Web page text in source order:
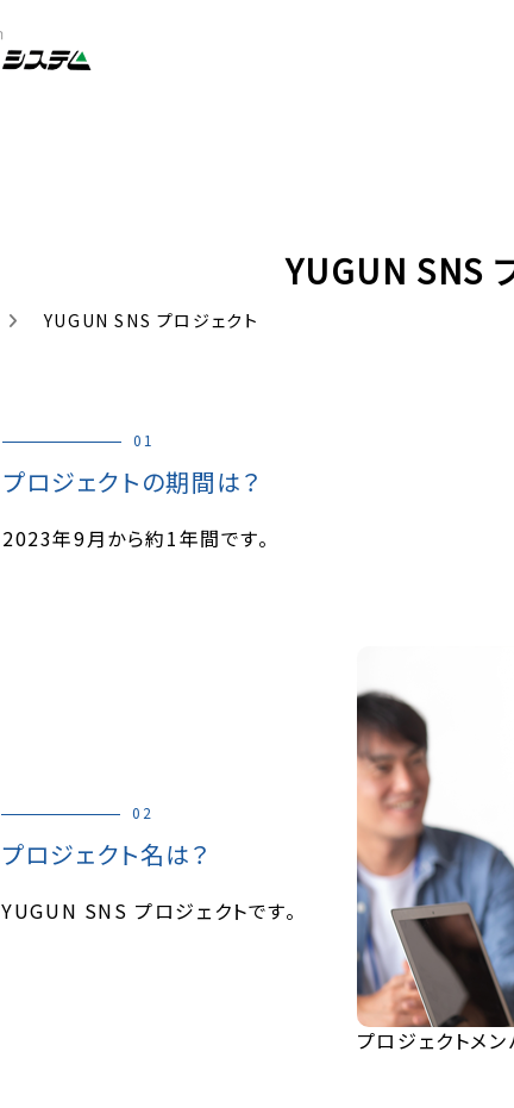
YUGUN SNS
YUGUN SNS プロジェクト
01
プロジェクトの期間は？
2023年9月から約1年間です。
02
プロジェクト名は？
YUGUN SNS プロジェクトです。
プロジェクトメ